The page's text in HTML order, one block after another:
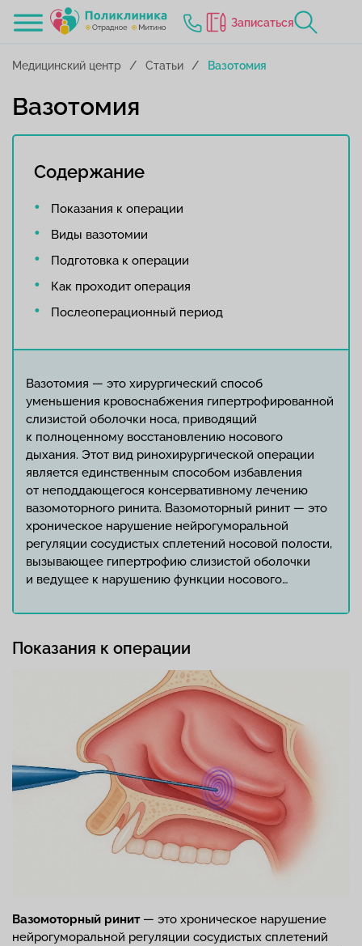
Записаться
Медицинский центр Статьи Вазотомия
Вазотомия
Содержание
Показания к операции
Виды вазотомии
Подготовка к операции
Как проходит операция
Послеоперационный период
Вазотомия — это хирургический способ
уменьшения кровоснабжения гипертрофированной
слизистой оболочки носа, приводящий
к полноценному восстановлению носового
дыхания. Этот вид ринохирургической операции
является единственным способом избавления
от неподдающегося консервативному лечению
вазомоторного ринита. Вазомоторный ринит — это
хроническое нарушение нейрогуморальной
регуляции сосудистых сплетений носовой полости,
вызывающее гипертрофию слизистой оболочки
и ведущее к нарушению функции носового…
Показания к операции
Вазомоторный ринит— это хроническое нарушение
нейрогуморальной регуляции сосудистых сплетений